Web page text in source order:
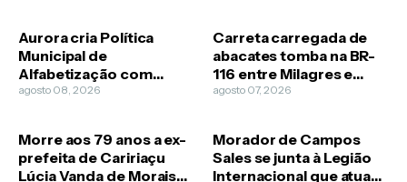
Aurora cria Política
Municipal de
Alfabetização com
metas para estudantes
agosto 08, 2026
Carreta carregada de
abacates tomba na BR-
116 entre Milagres e
Barro
agosto 07, 2026
Morre aos 79 anos a ex-
prefeita de Caririaçu
Lúcia Vanda de Morais
Morador de Campos
Sales se junta à Legião
Internacional que atua